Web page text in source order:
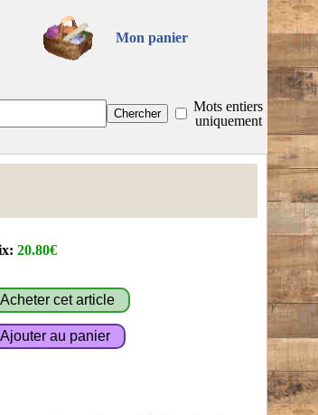
Mon panier
Mots entiers
uniquement
20.80€